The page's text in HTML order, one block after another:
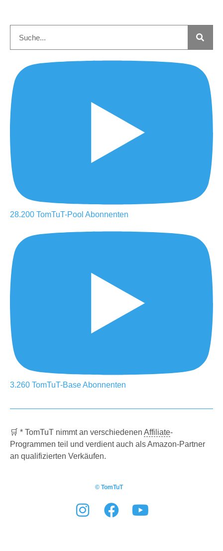
28.200 TomTuT-Pool Abonnenten
3.260 TomTuT-BaseAbonnenten
🛒 * TomTuT nimmt an verschiedenen Affiliate-
Programmen teil und verdient auch als Amazon-Partner
an qualifizierten Verkäufen.
© TomTuT